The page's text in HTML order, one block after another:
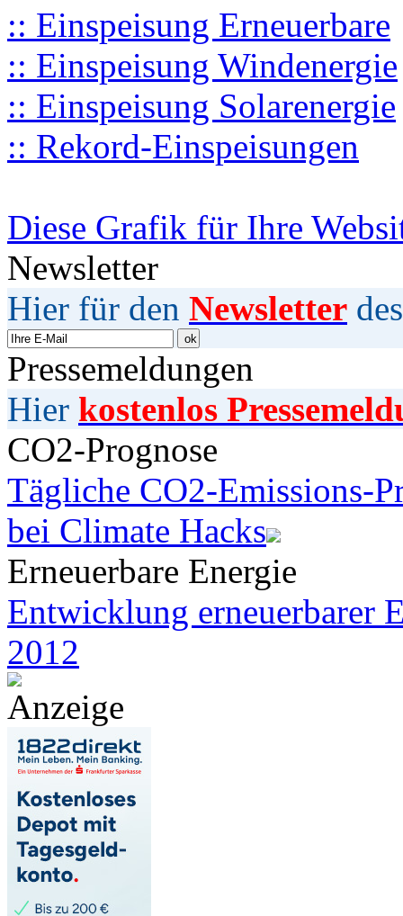
:: Einspeisung Erneuerbare
:: Einspeisung Windenergie
:: Einspeisung Solarenergie
:: Rekord-Einspeisungen
Diese Grafik für Ihre
Newsletter
Hier für den Newsletter
Pressemeldungen
Hier kostenlos
CO2-Prognose
Tägliche CO2-Emissions-
bei Climate Hacks
Erneuerbare Energie
Entwicklung erneuerbarer
2012
Anzeige